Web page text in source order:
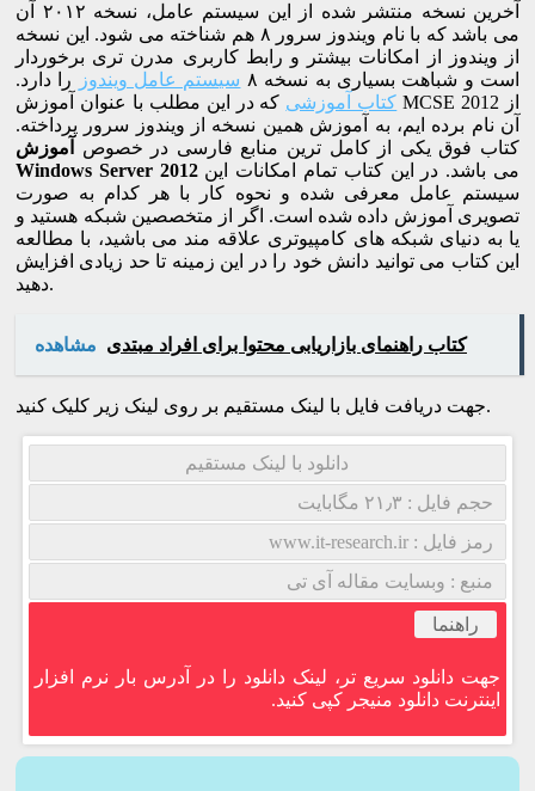
آخرین نسخه منتشر شده از این سیستم عامل، نسخه ۲۰۱۲ آن
می باشد که با نام ویندوز سرور ۸ هم شناخته می شود. این نسخه
از ویندوز از امکانات بیشتر و رابط کاربری مدرن تری برخوردار
است و شباهت بسیاری به نسخه ۸
سیستم عامل ویندوز
را دارد.
کتاب آموزشی که در این مطلب با عنوان آموزش MCSE 2012 از
آن نام برده ایم، به آموزش همین نسخه از ویندوز سرور پرداخته.
کتاب فوق یکی از کامل ترین منابع فارسی در خصوص
آموزش
Windows Server 2012می باشد. در این کتاب تمام امکانات این
سیستم عامل معرفی شده و نحوه کار با هر کدام به صورت
تصویری آموزش داده شده است. اگر از متخصصین شبکه هستید و
یا به دنیای شبکه های کامپیوتری علاقه مند می باشید، با مطالعه
این کتاب می توانید دانش خود را در این زمینه تا حد زیادی افزایش
دهید.
مشاهده کتاب راهنمای بازاریابی محتوا برای افراد مبتدی
جهت دریافت فایل با لینک مستقیم بر روی لینک زیر کلیک کنید.
دانلود با لینک مستقیم
حجم فایل : ۲۱٫۳ مگابایت
رمز فایل : www.it-research.ir
منبع : وبسایت مقاله آی تی
راهنما
جهت دانلود سریع تر، لینک دانلود را در آدرس بار نرم افزار
اینترنت دانلود منیجر کپی کنید.